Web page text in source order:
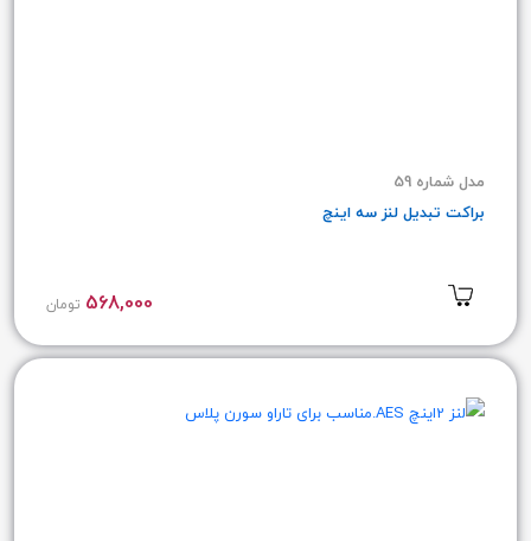
مدل شماره 59
براکت تبدیل لنز سه اینچ
568,000 تومان